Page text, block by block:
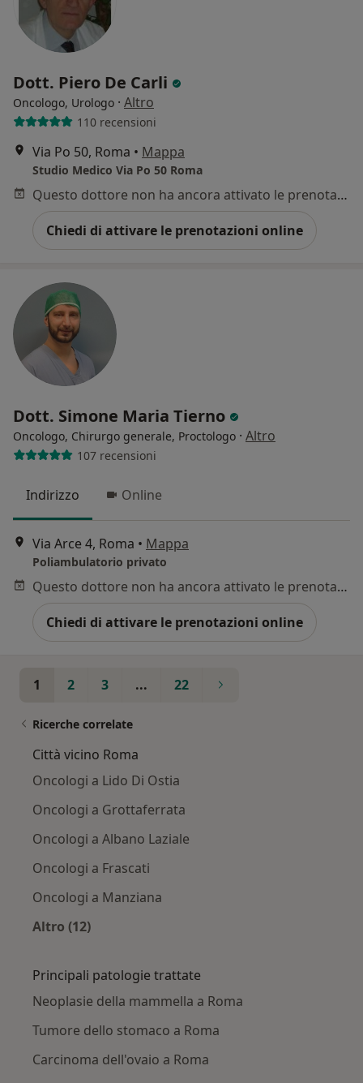
Dott. Piero De Carli
Oncologo, Urologo · Altro
110 recensioni
Via Po 50, Roma • Mappa
Studio Medico Via Po 50 Roma
Questo dottore non ha ancora attivato le prenotazioni online presso questo indirizzo.
Chiedi di attivare le prenotazioni online
Dott. Simone Maria Tierno
Oncologo, Chirurgo generale, Proctologo · Altro
107 recensioni
Indirizzo Online
Via Arce 4, Roma • Mappa
Poliambulatorio privato
Questo dottore non ha ancora attivato le prenotazioni online presso questo indirizzo.
Chiedi di attivare le prenotazioni online
1 2 3 ... 22
Ricerche correlate
Città vicino Roma
Oncologi a Lido Di Ostia
Oncologi a Grottaferrata
Oncologi a Albano Laziale
Oncologi a Frascati
Oncologi a Manziana
Altro (12)
Principali patologie trattate
Neoplasie della mammella a Roma
Tumore dello stomaco a Roma
Carcinoma dell'ovaio a Roma